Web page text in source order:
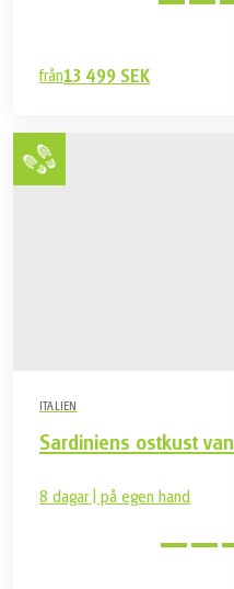
från13 499 SEK
ITALIEN
Sardiniens ostkust
8 dagar | på egen hand